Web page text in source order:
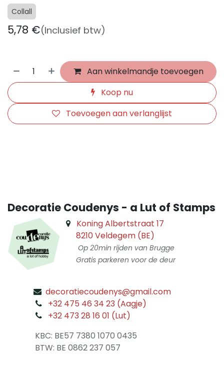
Collall
5,78 €(Inclusief btw)
Aan winkelmandje toevoegen
Koop nu
Toevoegen aan verlanglijst
Decoratie Coudenys - a Lut of Stamps
Koning Albertstraat 17
8210 Veldegem (BE)
Op 20min rijden van Brugge
Gratis parkeren voor de deur
decoratiecoudenys@gmail.com
+32 475 46 34 23 (Aagje)
+32 473 28 16 01 (Lut)
KBC: BE57 7380 1070 0435
​ BTW: BE 0862 237 057